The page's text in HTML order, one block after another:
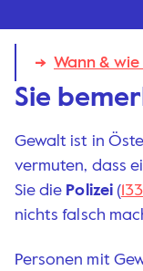
Wann &
Sie
Gewalt ist in
vermuten, dass
Sie die Polizei(133
nichts falsch
Personen mit